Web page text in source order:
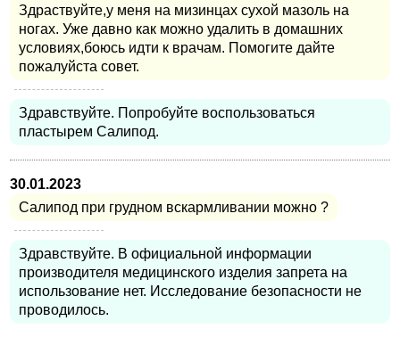
Здраствуйте,у меня на мизинцах сухой мазоль на
ногах. Уже давно как можно удалить в домашних
условиях,боюсь идти к врачам. Помогите дайте
пожалуйста совет.
Здравствуйте. Попробуйте воспользоваться
пластырем Салипод.
30.01.2023
Салипод при грудном вскармливании можно ?
Здравствуйте. В официальной информации
производителя медицинского изделия запрета на
использование нет. Исследование безопасности не
проводилось.